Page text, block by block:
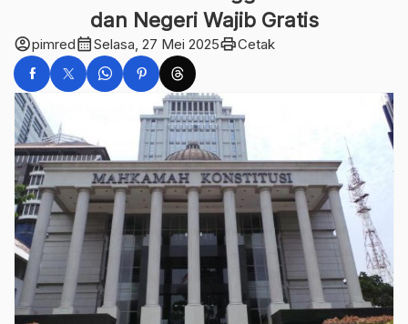
dan Negeri Wajib Gratis
account_circlepimredcalendar_monthSelasa, 27 Mei 2025printCetak